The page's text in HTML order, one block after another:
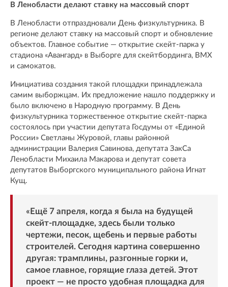
В Ленобласти делают ставку на массовый спорт
В Ленобласти отпраздновали День физкультурника. В
регионе делают ставку на массовый спорт и обновление
объектов. Главное событие — открытие скейт-парка у
стадиона «Авангард» в Выборге для скейтбординга, BMX
и самокатов.
Инициатива создания такой площадки принадлежала
самим выборжцам. Их предложение нашло поддержку и
было включено в Народную программу. В День
физкультурника торжественное открытие скейт-парка
состоялось при участии депутата Госдумы от «Единой
России» Светланы Журовой, главы районной
администрации Валерия Савинова, депутата ЗакСа
Ленобласти Михаила Макарова и депутат совета
депутатов Выборгского муниципального района Игнат
Кущ.
«Ещё 7 апреля, когда я была на будущей
скейт-площадке, здесь были только
чертежи, песок, щебень и первые работы
строителей. Сегодня картина совершенно
другая: трамплины, разгонные горки и,
самое главное, горящие глаза детей. Этот
проект — не просто удобная площадка для